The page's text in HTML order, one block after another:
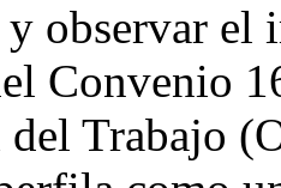
y observar el
Convenio
Trabajo